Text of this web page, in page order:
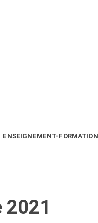
ENSEIGNEMENT-FORMATION
2021